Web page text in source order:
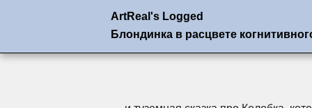
ArtReal's Logged
Блондинка в расцвете